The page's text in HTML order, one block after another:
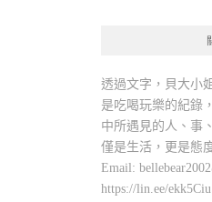
透過文字，貝大小
是吃喝玩樂的紀錄
中所遇見的人、事
僅是生活
Email:
https://lin.ee/ekk5Ciu